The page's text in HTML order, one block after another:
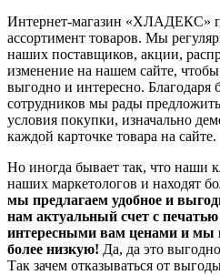
Интернет-магазин «ХЛАДЕКС»
ассортимент товаров. Мы
наших поставщиков, акции,
изменение на нашем сайте,
выгодно и интересно. Благодаря
сотрудников мы рады
условия покупки, изначально
каждой карточке товара на сайте.
Но иногда бывает так, что наши
наших маркетологов и находят
мы предлагаем удобное и
нам актуальный счет с
интересными вам ценами и мы
более низкую! Да, да это
Так зачем отказываться от